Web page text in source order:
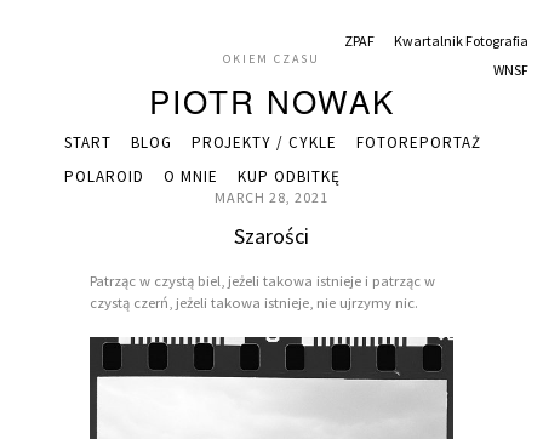
START BLOG PROJEKTY / CYKLE
FOTOREPORTAŻ
POLAROID
O MNIE KUP ODBITKĘ
ZPAF
Kwartalnik Fotografia
WNSF
OKIEM CZASU
PIOTR NOWAK
MARCH 28, 2021
Szarości
Patrząc w czystą biel, jeżeli takowa istnieje i patrząc w
czystą czerń, jeżeli takowa istnieje, nie ujrzymy nic.